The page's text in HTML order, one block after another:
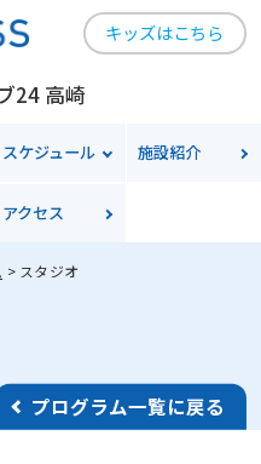
キッズはこちら
24 高崎
スケジュール 施設紹介
アクセス
スタジオ
プログラム一覧に戻る